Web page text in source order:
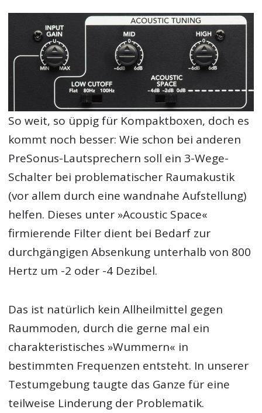
So weit, so üppig für Kompaktboxen, doch es
kommt noch besser: Wie schon bei anderen
PreSonus-Lautsprechern soll ein 3-Wege-
Schalter bei problematischer Raumakustik
(vor allem durch eine wandnahe Aufstellung)
helfen. Dieses unter »Acoustic Space«
firmierende Filter dient bei Bedarf zur
durchgängigen Absenkung unterhalb von 800
Hertz um -2 oder -4 Dezibel.
Das ist natürlich kein Allheilmittel gegen
Raummoden, durch die gerne mal ein
charakteristisches »Wummern« in
bestimmten Frequenzen entsteht. In unserer
Testumgebung taugte das Ganze für eine
teilweise Linderung der Problematik.